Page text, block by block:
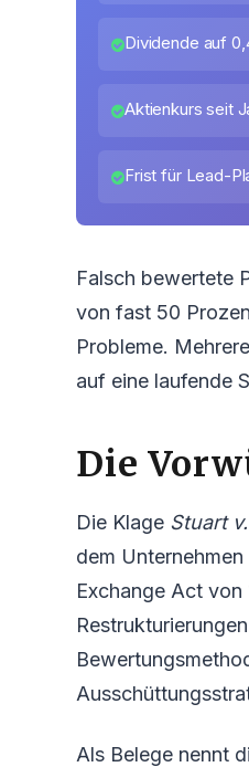
Dividende auf
Aktienkurs seit
Frist für Lead-
Falsch bewertete
von fast 50
Probleme.
auf eine laufende
Die
Die Klage Stuart
dem
Exchange Act
Als Belege nennt